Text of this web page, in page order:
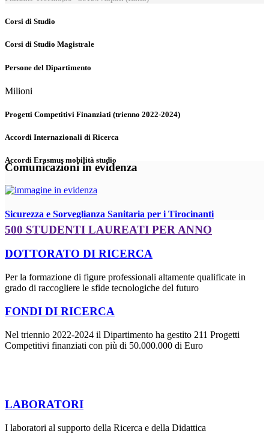
Corsi di Studio
Corsi di Studio Magistrale
Persone del Dipartimento
Milioni
Progetti Competitivi Finanziati (trienno 2022-2024)
Accordi Internazionali di Ricerca
Accordi Erasmus mobilità studio
Comunicazioni in evidenza
Sicurezza e Sorveglianza Sanitaria per i Tirocinanti
500 STUDENTI LAUREATI PER ANNO
DOTTORATO DI RICERCA
Per la formazione di figure professionali altamente qualificate in
grado di raccogliere le sfide tecnologiche del futuro
FONDI DI RICERCA
Nel triennio 2022-2024 il Dipartimento ha gestito 211 Progetti
Competitivi finanziati con più di 50.000.000 di Euro
LABORATORI
I laboratori al supporto della Ricerca e della Didattica